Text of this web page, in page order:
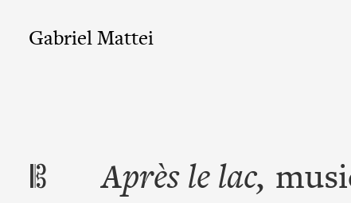
Gabriel Mattei
B Après le lac,